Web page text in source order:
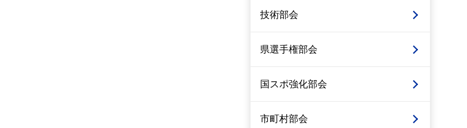
技術部会
県選手権部会
国スポ強化部会
市町村部会